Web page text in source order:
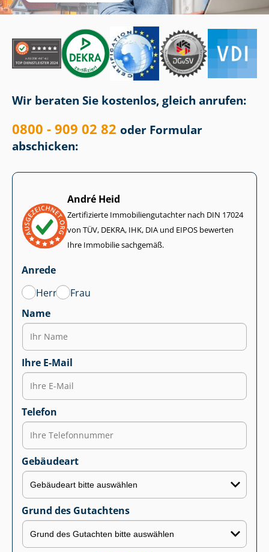
Wir beraten Sie kostenlos, gleich anrufen:
0800 - 909 02 82 oder Formular
abschicken:
André Heid
Zertifizierte Im­mo­bi­li­en­gut­ach­ter nach DIN 17024
von TÜV, DEKRA, IHK, DIA und EIPOS bewerten
Ihre Immobilie sachgemäß.
Anrede
Herr
Frau
Name
Ihre E-Mail
Telefon
Gebäudeart
Grund des Gutachtens